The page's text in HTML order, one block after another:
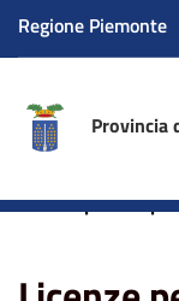
Regione Piemonte
Provincia
Licenze per